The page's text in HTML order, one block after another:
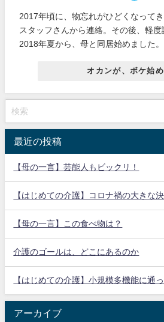
2017年頃に、物忘れがひどくなって
スタッフさんから連絡。その後、軽度
2018年夏から、母と同居始めました。
オカンが、ボケ始め
最近の投稿
【母の一言】芸能人もビックリ！
【はじめての介護】コロナ禍の大きな
【母の一言】この食べ物は？
介護のゴールは、どこにあるのか
【はじめての介護】小規模多機能に通
アーカイブ